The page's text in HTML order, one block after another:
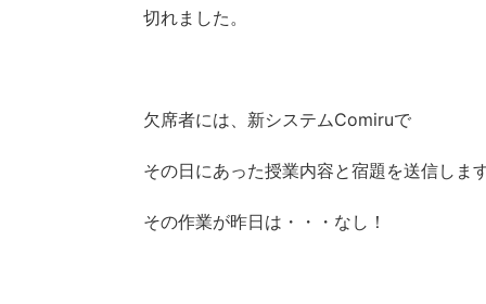
切れました。
欠席者には、新システムComiruで
その日にあった授業内容と宿題を送信しま
その作業が昨日は・・・なし！